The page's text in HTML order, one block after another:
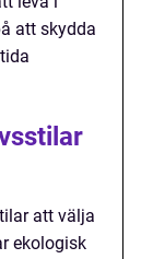
att skydda
att välja
ekologisk